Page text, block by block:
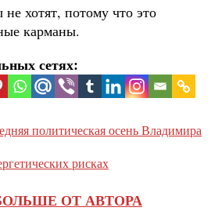
хотят, потому что это
карманы.
сетях:
политическая осень Владимира
рисках
ОТ АВТОРА